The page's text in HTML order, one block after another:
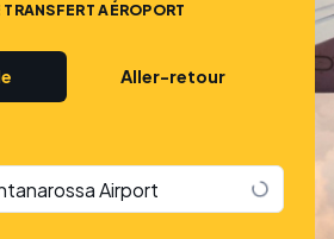
AÉROPORT
Aller-retour